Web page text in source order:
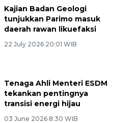
Kajian Badan Geologi
tunjukkan Parimo masuk
daerah rawan likuefaksi
22 July 2026 20:01 WIB
Tenaga Ahli Menteri ESDM
tekankan pentingnya
transisi energi hijau
03 June 2026 8:30 WIB